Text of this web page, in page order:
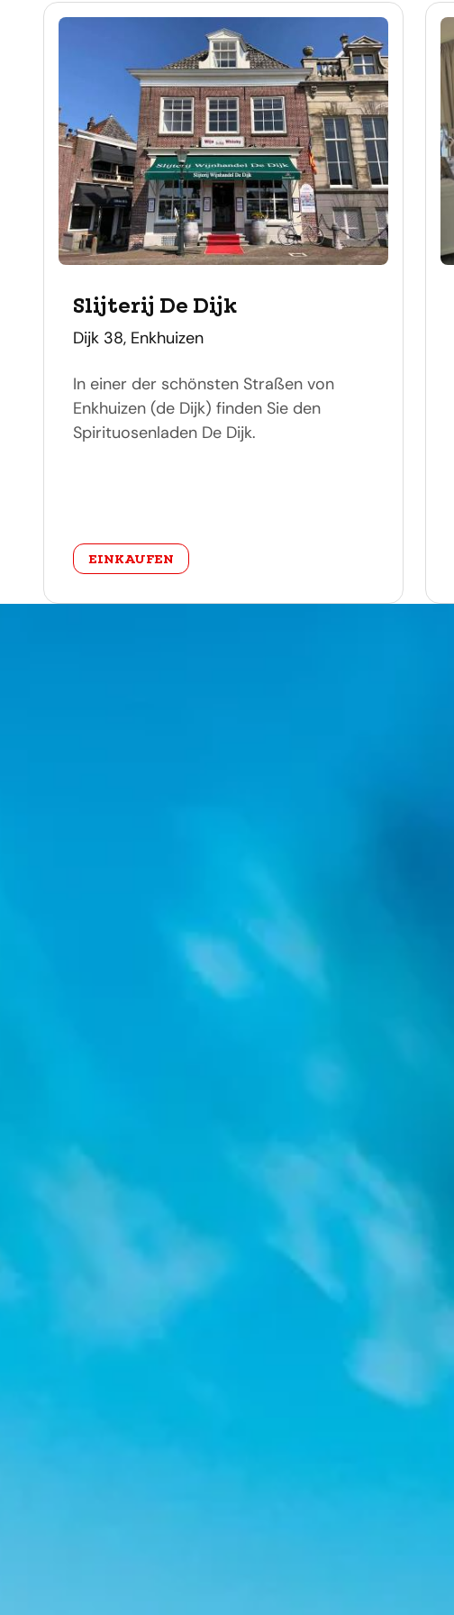
Slijterij De Dijk
adres
Dijk 38, Enkhuizen
In einer der schönsten Straßen von
Enkhuizen (de Dijk) finden Sie den
Spirituosenladen De Dijk.
categorie
EINKAUFEN